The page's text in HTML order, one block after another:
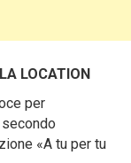
LOCATION
per
«A tu per tu